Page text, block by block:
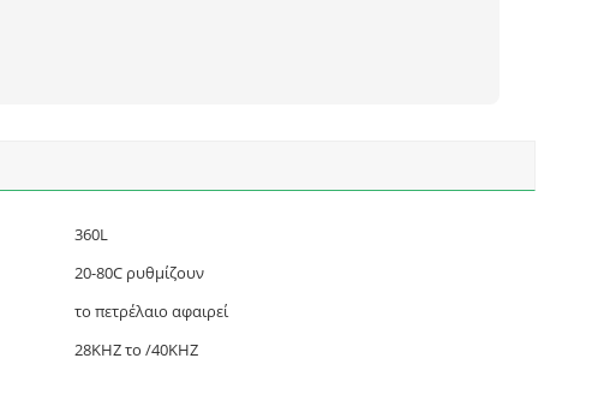
360L
20-80C ρυθμίζουν
το πετρέλαιο αφαιρεί
28KHZ το /40KHZ